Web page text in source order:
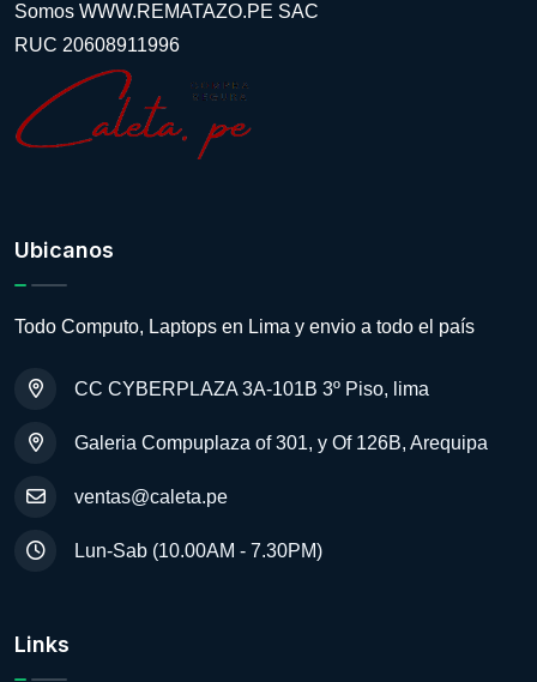
Somos WWW.REMATAZO.PE SAC
RUC 20608911996
Ubicanos
Todo Computo, Laptops en Lima y envio a todo el país
CC CYBERPLAZA 3A-101B 3º Piso, lima
Galeria Compuplaza of 301, y Of 126B, Arequipa
ventas@caleta.pe
Lun-Sab (10.00AM - 7.30PM)
Links